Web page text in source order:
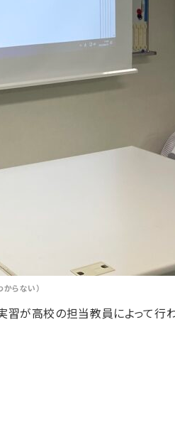
らない）
習が高校の担当教員によって行